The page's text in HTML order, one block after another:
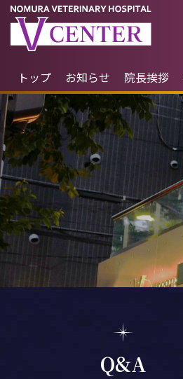
トップ お知らせ 院長挨拶
Q&A